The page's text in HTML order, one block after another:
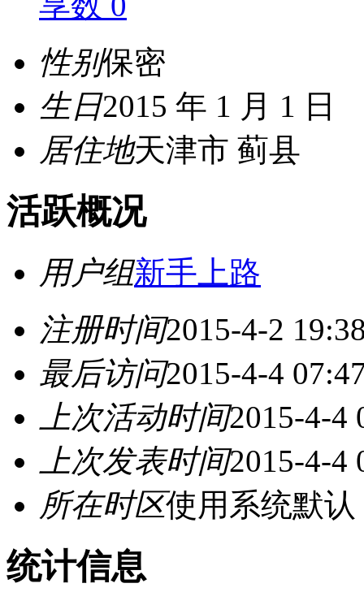
性别保密
生日2015 年 1 月 1 日
居住地天津市 蓟县
活跃概况
用户组新手上路
注册时间2015-4-2
最后访问2015-4-4
上次活动时间2015-4-4
上次发表时间2015-4-4
所在时区使用系统默认
统计信息